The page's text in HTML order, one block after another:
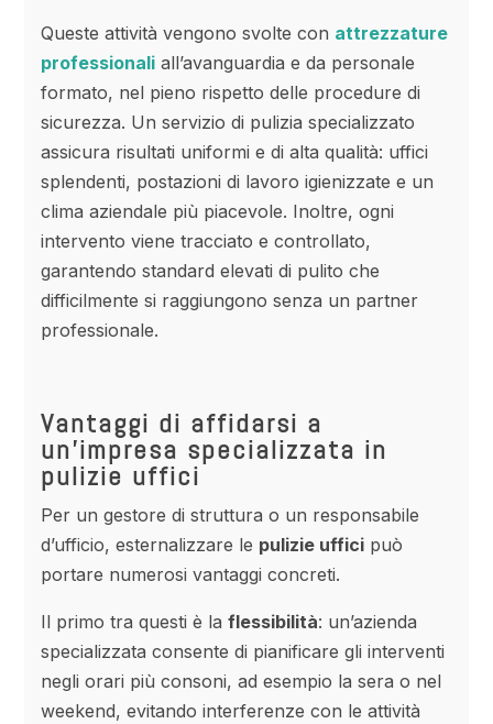
Queste attività vengono svolte con attrezzature
professionali all’avanguardia e da personale
formato, nel pieno rispetto delle procedure di
sicurezza. Un servizio di pulizia specializzato
assicura risultati uniformi e di alta qualità: uffici
splendenti, postazioni di lavoro igienizzate e un
clima aziendale più piacevole. Inoltre, ogni
intervento viene tracciato e controllato,
garantendo standard elevati di pulito che
difficilmente si raggiungono senza un partner
professionale.
Vantaggi di affidarsi a
un’impresa specializzata in
pulizie uffici
Per un gestore di struttura o un responsabile
d’ufficio, esternalizzare le pulizie uffici può
portare numerosi vantaggi concreti.
Il primo tra questi è laflessibilità: un’azienda
specializzata consente di pianificare gli interventi
negli orari più consoni, ad esempio la sera o nel
weekend, evitando interferenze con le attività